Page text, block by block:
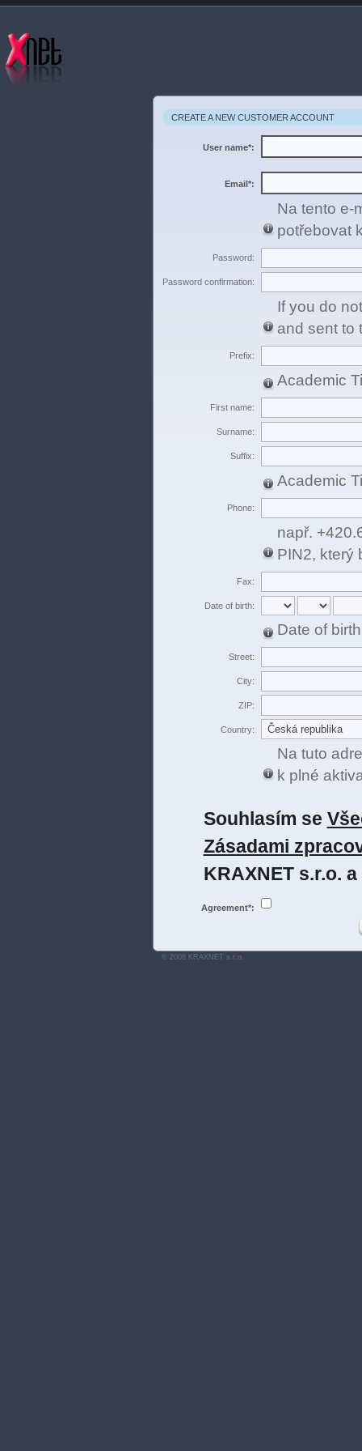
CREATE A NEW CUSTOMER ACCOUNT
User name*:
Email*:
Na tento e-
potřebovat
Password:
Password confirmation:
If you do
and sent to
Prefix:
Academic
First name:
Surname:
Suffix:
Academic
Phone:
např.
PIN2, který
Fax:
Date of birth:
Date of
Street:
City:
ZIP:
Country:
Na tuto
k plné
Souhlasím se
Zásadami
KRAXNET s.r.o.
Agreement*:
© 2008 KRAXNET s.r.o.